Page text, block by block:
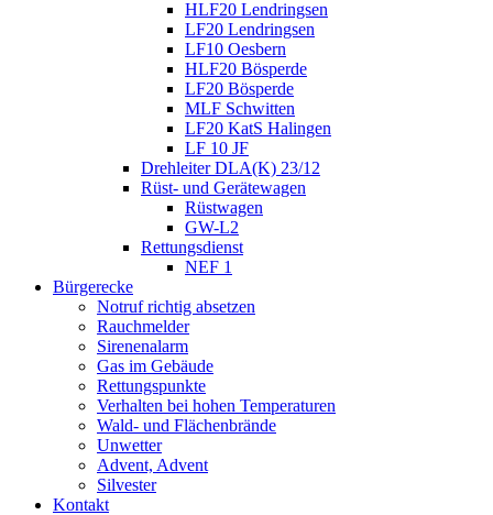
HLF20 Lendringsen
LF20 Lendringsen
LF10 Oesbern
HLF20 Bösperde
LF20 Bösperde
MLF Schwitten
LF20 KatS Halingen
LF 10 JF
Drehleiter DLA(K) 23/12
Rüst- und Gerätewagen
Rüstwagen
GW-L2
Rettungsdienst
NEF 1
Bürgerecke
Notruf richtig absetzen
Rauchmelder
Sirenenalarm
Gas im Gebäude
Rettungspunkte
Verhalten bei hohen Temperaturen
Wald- und Flächenbrände
Unwetter
Advent, Advent
Silvester
Kontakt